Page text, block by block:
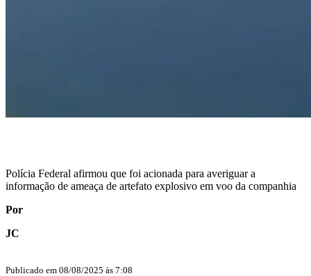
Polícia Federal afirmou que foi acionada para averiguar a
informação de ameaça de artefato explosivo em voo da companhia
Por
JC
Publicado em 08/08/2025 às 7:08